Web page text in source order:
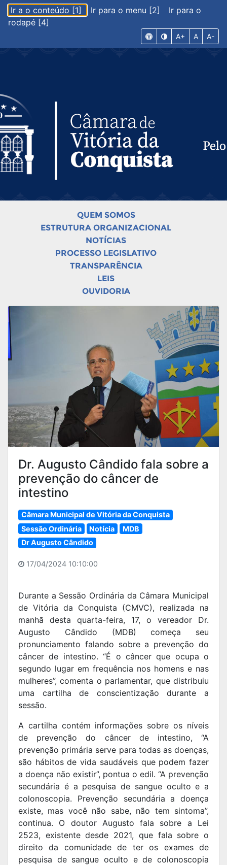
Ir a o conteúdo [1] Ir para o menu [2]
Ir para o
rodapé [4]
A+ A A-
QUEM SOMOS
ESTRUTURA ORGANIZACIONAL
NOTÍCIAS
PROCESSO LEGISLATIVO
TRANSPARÊNCIA
LEIS
OUVIDORIA
Dr. Augusto Cândido fala sobre a
prevenção do câncer de
intestino
Câmara Municipal de Vitória da Conquista
Sessão Ordinária
Notícia
MDB
Dr Augusto Cândido
17/04/2024 10:10:00
Durante a Sessão Ordinária da Câmara Municipal
de Vitória da Conquista (CMVC), realizada na
manhã desta quarta-feira, 17, o vereador Dr.
Augusto Cândido (MDB) começa seu
pronunciamento falando sobre a prevenção do
câncer de intestino. “É o câncer que ocupa o
segundo lugar em frequência nos homens e nas
mulheres”, comenta o parlamentar, que distribuiu
uma cartilha de conscientização durante a
sessão.
A cartilha contém informações sobre os níveis
de prevenção do câncer de intestino, “A
prevenção primária serve para todas as doenças,
são hábitos de vida saudáveis que podem fazer
a doença não existir”, pontua o edil. “A prevenção
secundária é a pesquisa de sangue oculto e a
colonoscopia. Prevenção secundária a doença
existe, mas você não sabe, não tem sintoma”,
continua. O doutor Augusto fala sobre a Lei
2523, existente desde 2021, que fala sobre o
direito da comunidade de ter os exames de
pesquisa de sangue oculto e de colonoscopia